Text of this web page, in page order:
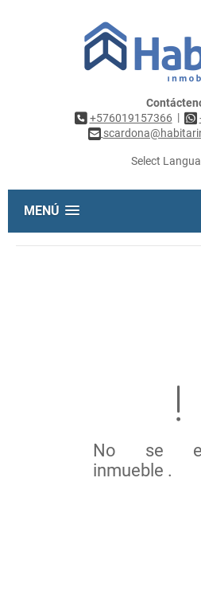
+576019157366 |
Select
MENÚ
No se
inmueble .